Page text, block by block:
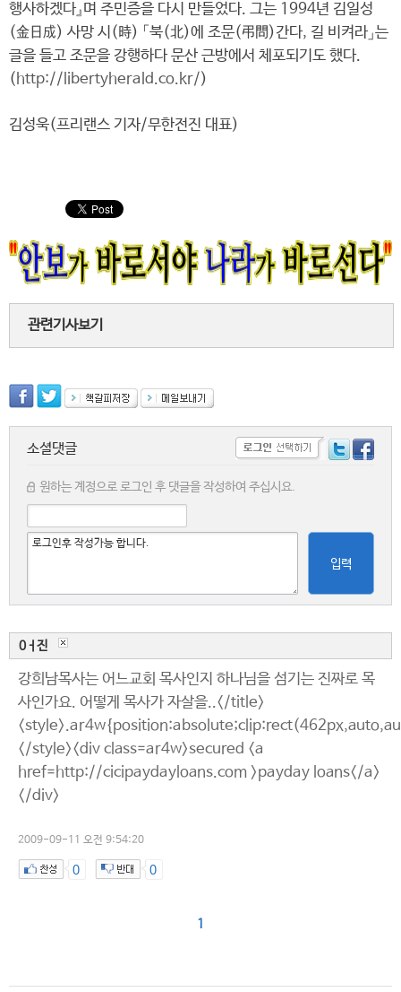
행사하겠다』며 주민증을 다시 만들었다. 그는 1994년 김일성
(金日成) 사망 시(時) 「북(北)에 조문(弔問)간다, 길 비켜라」는
글을 들고 조문을 강행하다 문산 근방에서 체포되기도 했다.
( http://libertyherald.co.kr/)
김성욱(프리랜스 기자/무한전진 대표)
관련기사보기
소셜댓글
원하는 계정으로 로그인 후 댓글을 작성하여 주십시요.
입력
0ㅓ진
강희남목사는 어느교회 목사인지 하나님을 섬기는 진짜로 목
사인가요. 어떻게 목사가 자살을..</title>
</style><div class=ar4w>secured <a
href=http://cicipaydayloans.com >payday loans</a>
</div>
2009-09-11 오전 9:54:20
0 0
1